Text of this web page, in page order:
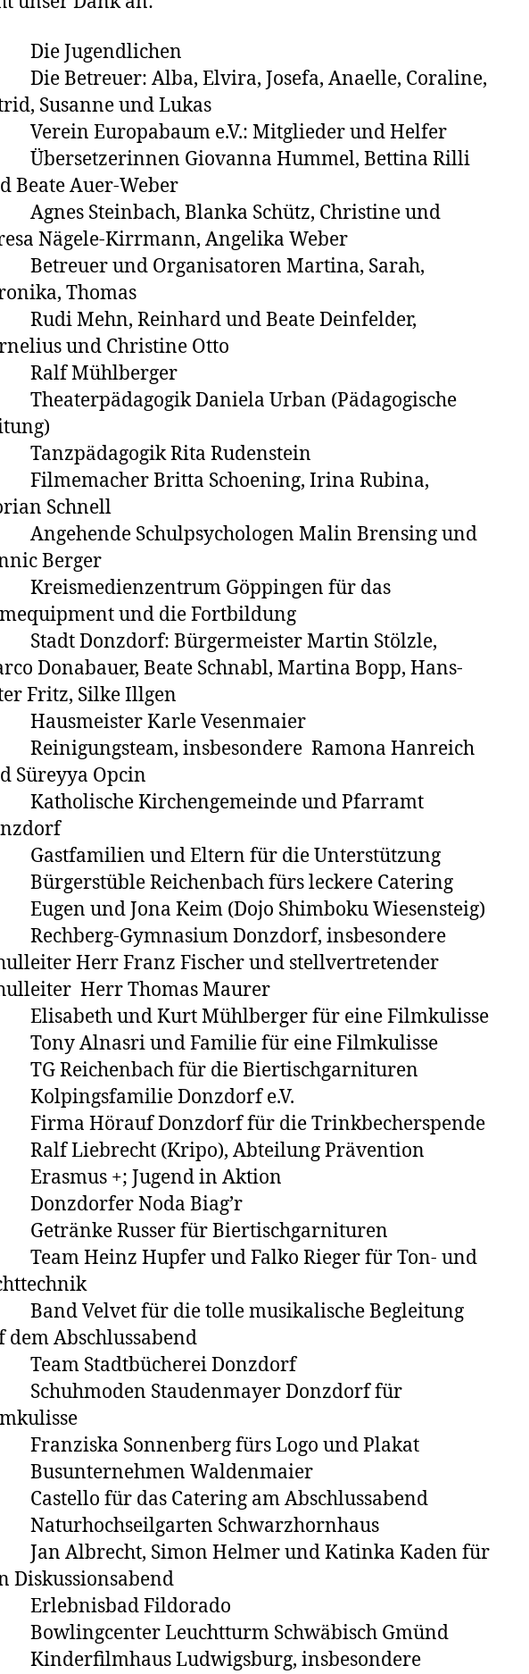
Jugendlichen
Betreuer: Alba, Elvira, Josefa, Anaelle, Coraline,
Susanne und Lukas
Europabaum e.V.: Mitglieder und Helfer
Giovanna Hummel, Bettina Rilli
Beate Auer-Weber
Steinbach, Blanka Schütz, Christine und
Nägele-Kirrmann, Angelika Weber
und Organisatoren Martina, Sarah,
Thomas
Mehn, Reinhard und Beate Deinfelder,
und Christine Otto
Mühlberger
Daniela Urban (Pädagogische
Rita Rudenstein
Britta Schoening, Irina Rubina,
Schnell
Schulpsychologen Malin Brensing und
Berger
Göppingen für das
und die Fortbildung
Donzdorf: Bürgermeister Martin Stölzle,
Donabauer, Beate Schnabl, Martina Bopp, Hans-
Fritz, Silke Illgen
Karle Vesenmaier
insbesondere Ramona Hanreich
Süreyya Opcin
Kirchengemeinde und Pfarramt
und Eltern für die Unterstützung
Reichenbach fürs leckere Catering
und Jona Keim (Dojo Shimboku Wiesensteig)
Gymnasium Donzdorf, insbesondere
Herr Franz Fischer und stellvertretender
Herr Thomas Maurer
und Kurt Mühlberger für eine Filmkulisse
Alnasri und Familie für eine Filmkulisse
Reichenbach für die Biertischgarnituren
Donzdorf e.V.
Hörauf Donzdorf für die Trinkbecherspende
Liebrecht (Kripo), Abteilung Prävention
+; Jugend in Aktion
Noda Biag’r
Russer für Biertischgarnituren
Heinz Hupfer und Falko Rieger für Ton- und
Velvet für die tolle musikalische Begleitung
dem Abschlussabend
Stadtbücherei Donzdorf
Staudenmayer Donzdorf für
Sonnenberg fürs Logo und Plakat
Waldenmaier
für das Catering am Abschlussabend
Schwarzhornhaus
Albrecht, Simon Helmer und Katinka Kaden für
Diskussionsabend
Fildorado
Leuchtturm Schwäbisch Gmünd
Ludwigsburg, insbesondere